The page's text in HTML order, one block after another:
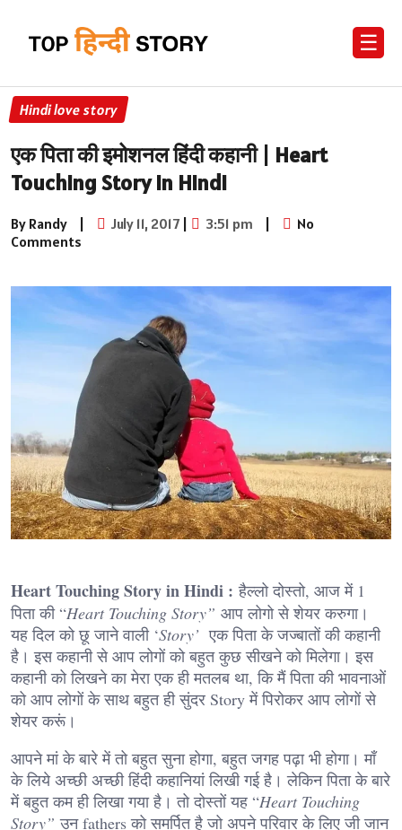
☰
Hindi love story
एक पिता की इमोशनल हिंदी कहानी | Heart
Touching Story in Hindi
By Randy | July 11, 2017| 3:51 pm |
No
Comments
Heart Touching Story in Hindi :हैल्लो दोस्तो, आज में 1
पिता की “Heart Touching Story” आप लोगो से शेयर करुगा।
यह दिल को छू जाने वाली ‘Story’ एक पिता के जज्बातों की कहानी
है। इस कहानी से आप लोगों को बहुत कुछ सीखने को मिलेगा। इस
कहानी को लिखने का मेरा एक ही मतलब था, कि मैं पिता की भावनाओं
को आप लोगों के साथ बहुत ही सुंदर Story में पिरोकर आप लोगों से
शेयर करूं।
आपने मां के बारे में तो बहुत सुना होगा, बहुत जगह पढ़ा भी होगा। माँ
के लिये अच्छी अच्छी हिंदी कहानियां लिखी गई है। लेकिन पिता के बारे
में बहुत कम ही लिखा गया है। तो दोस्तों यह “Heart Touching
Story” उन fathers को समर्पित है जो अपने परिवार के लिए जी जान